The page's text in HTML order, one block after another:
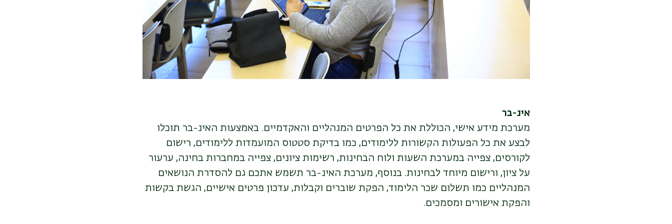
אינ-בר
מערכת מידע אישי, הכוללת את כל הפרטים המנהליים והאקדמיים. באמצעות האינ-בר תוכלו
לבצע את כל הפעולות הקשורות ללימודים, כמו בדיקת סטטוס המועמדות ללימודים, רישום
לקורסים, צפייה במערכת השעות ולוח הבחינות, רשימות ציונים, צפייה במחברות בחינה, ערעור
על ציון, ורישום מיוחד לבחינות. בנוסף, מערכת האינ-בר תשמש אתכם גם להסדרת הנושאים
המנהליים כמו תשלום שכר הלימוד, הפקת שוברים וקבלות, עדכון פרטים אישיים, הגשת בקשות
והפקת אישורים ומסמכים.